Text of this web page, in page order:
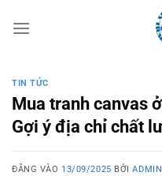
qua
TIN TỨC
Mua tranh canvas
Gợi ý địa chỉ chất
ĐĂNG VÀO 13/09/2025 BỞIADMIN